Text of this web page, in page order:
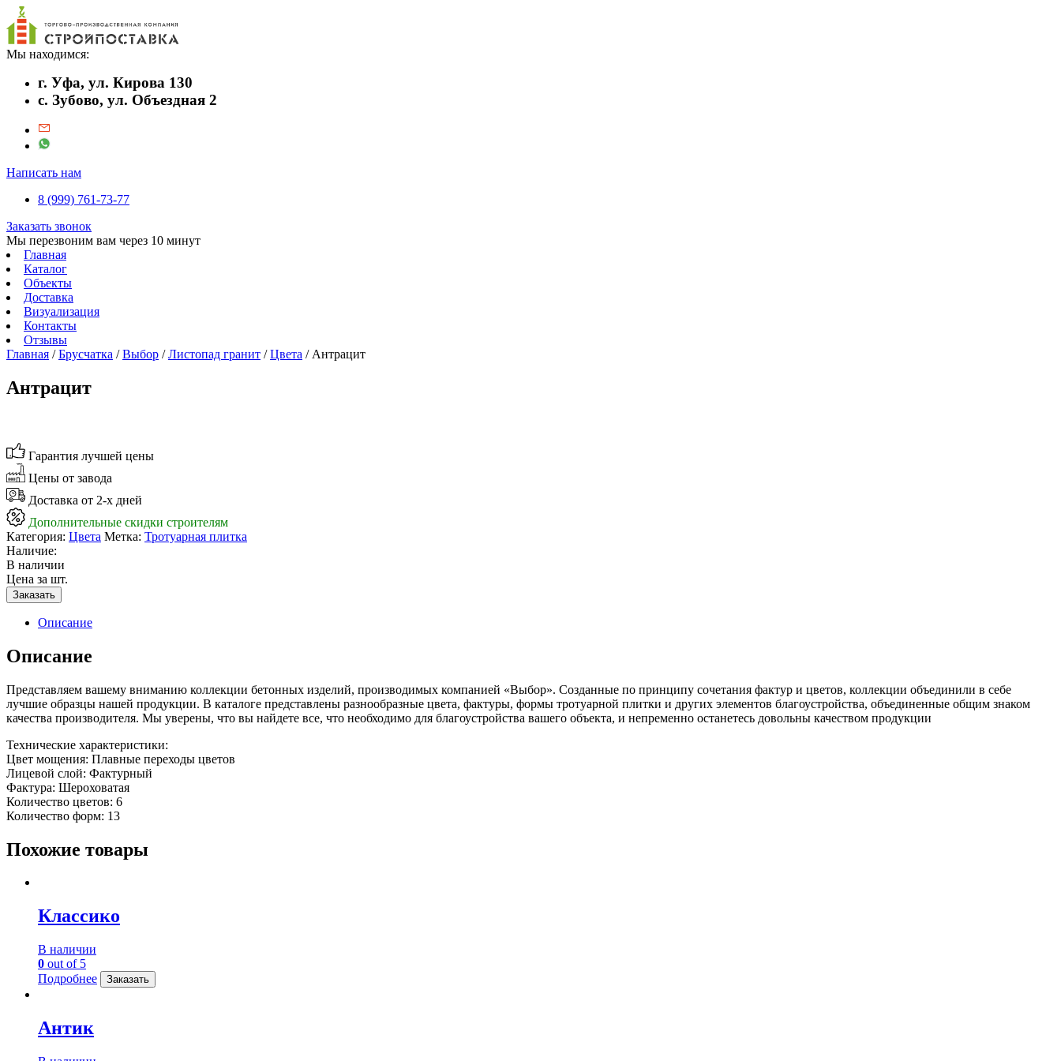
Мы находимся:
г. Уфа, ул. Кирова 130
с. Зубово, ул. Объездная 2
Написать нам
8 (999) 761-73-77
Заказать звонок
Мы перезвоним вам через 10 минут
Главная
Каталог
Объекты
Доставка
Визуализация
Контакты
Отзывы
Главная /Брусчатка /Выбор /Листопад гранит /Цвета / Антрацит
Антрацит
Гарантия лучшей цены
Цены от завода
Доставка от 2-х дней
Дополнительные скидки строителям
Категория: Цвета Метка: Тротуарная плитка
Наличие:
В наличии
Цена за шт.
Заказать
Описание
Описание
Представляем вашему вниманию коллекции бетонных изделий, производимых компанией «Выбор». Созданные по принципу сочетания фактур и цветов, коллекции объединили в себе
лучшие образцы нашей продукции. В каталоге представлены разнообразные цвета, фактуры, формы тротуарной плитки и других элементов благоустройства, объединенные общим знаком
качества производителя. Мы уверены, что вы найдете все, что необходимо для благоустройства вашего объекта, и непременно останетесь довольны качеством продукции
Технические характеристики:
Цвет мощения: Плавные переходы цветов
Лицевой слой: Фактурный
Фактура: Шероховатая
Количество цветов: 6
Количество форм: 13
Похожие товары
Классико
В наличии
0 out of 5
Подробнее
Заказать
Антик